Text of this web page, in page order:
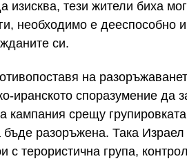
изисква, тези жители биха
необходимо е дееспособно
си.
на
иранското споразумение да
кампания срещу
бъде разоръжена. Така
с терористична група,